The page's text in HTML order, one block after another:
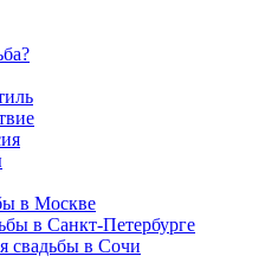
в Москве
в Санкт-Петербурге
свадьбы в Сочи